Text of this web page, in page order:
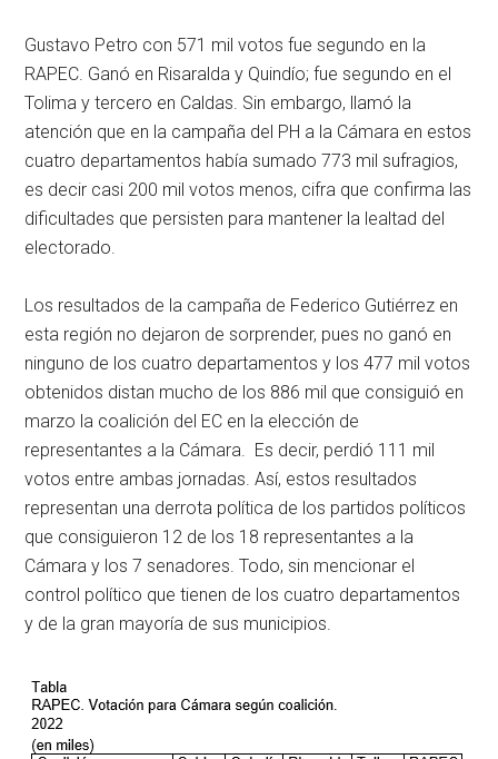
Gustavo Petro con 571 mil votos fue segundo en la
RAPEC. Ganó en Risaralda y Quindío; fue segundo en el
Tolima y tercero en Caldas. Sin embargo, llamó la
atención que en la campaña del PH a la Cámara en estos
cuatro departamentos había sumado 773 mil sufragios,
es decir casi 200 mil votos menos, cifra que confirma las
dificultades que persisten para mantener la lealtad del
electorado.
Los resultados de la campaña de Federico Gutiérrez en
esta región no dejaron de sorprender, pues no ganó en
ninguno de los cuatro departamentos y los 477 mil votos
obtenidos distan mucho de los 886 mil que consiguió en
marzo la coalición del EC en la elección de
representantes a la Cámara. Es decir, perdió 111 mil
votos entre ambas jornadas. Así, estos resultados
representan una derrota política de los partidos políticos
que consiguieron 12 de los 18 representantes a la
Cámara y los 7 senadores. Todo, sin mencionar el
control político que tienen de los cuatro departamentos
y de la gran mayoría de sus municipios.